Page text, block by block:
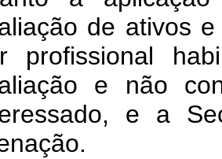
de ativos
profissional
e não
e a